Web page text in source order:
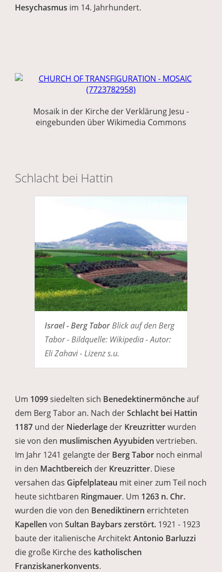
Hesychasmus im 14. Jahrhundert.
Mosaik in der Kirche der Verklärung Jesu -
eingebunden über Wikimedia Commons
Schlacht bei Hattin
Israel - Berg TaborBlick auf den Berg
Tabor - Bildquelle: Wikipedia - Autor:
Eli Zahavi - Lizenz s.u.
Um 1099siedelten sich Benedektinermöncheauf
dem Berg Tabor an. Nach derSchlacht bei Hattin
1187 und der Niederlage der Kreuzritterwurden
sie von den muslimischen Ayyubiden vertrieben.
Im Jahr 1241 gelangte der Berg Tabor noch einmal
in den Machtbereich der Kreuzritter. Diese
versahen das Gipfelplateau mit einer zum Teil noch
heute sichtbaren Ringmauer. Um 1263 n. Chr.
wurden die von den Benediktinern errichteten
Kapellen von Sultan Baybars zerstört. 1921 - 1923
baute der italienische ArchitektAntonio Barluzzi
die große Kirche des katholischen
Franziskanerkonvents.